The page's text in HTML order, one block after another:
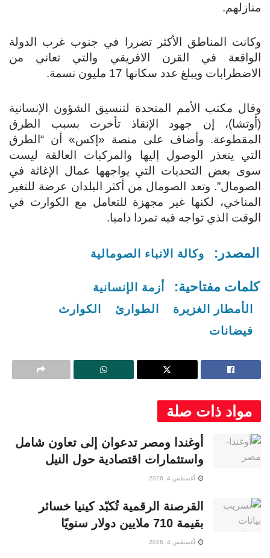
منازلهم.
وكانت المناطق الأكثر تضررا في جنوب غرب الدولة
الواقعة في القرن الافريقي والتي تعاني من
الاضطرابات ويبلغ عدد سكانها 17 مليون نسمة.
وقال مكتب الأمم المتحدة لتنسيق الشؤون الإنسانية
(أوتشا)، إن جهود الإنقاذ تأخرت بسبب الطرق
المقطوعة. وأضاف على منصة «إكس» أن “الطرق
التي يتعذر الوصول إليها والمركبات العالقة ليست
سوى بعض التحديات التي يواجهها عمال الإغاثة في
الصومال”. وتعد الصومال من أكثر البلدان عرضة للتغير
المناخي، لكنها غير مجهزة للتعامل مع الكوارث في
الوقت الذي تواجه فيه تمردا داميا.
المصدر: وكالة الانباء الصومالية
كلمات مفتاحية:
أزمة الإنسانية
الأمطار الغزيرة
الطوارئ
الكوارث
فيضانات
مواد ذات صلة
أوغندا ومصر تدعوان إلى تعاون شامل
واستثمارات اقتصادية حول النيل
أغسطس 4, 2026
القرصنة الرقمية تُكبّد كينيا خسائر
بقيمة 710 ملايين دولار سنويًا
أغسطس 4, 2026